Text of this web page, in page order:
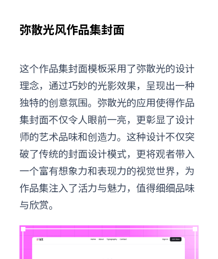
弥散光风作品集封面
这个作品集封面模板采用了弥散光的设计
理念，通过巧妙的光影效果，呈现出一种
独特的创意氛围。弥散光的应用使得作品
集封面不仅令人眼前一亮，更彰显了设计
师的艺术品味和创造力。这种设计不仅突
破了传统的封面设计模式，更将观者带入
一个富有想象力和表现力的视觉世界，为
作品集注入了活力与魅力，值得细细品味
与欣赏。